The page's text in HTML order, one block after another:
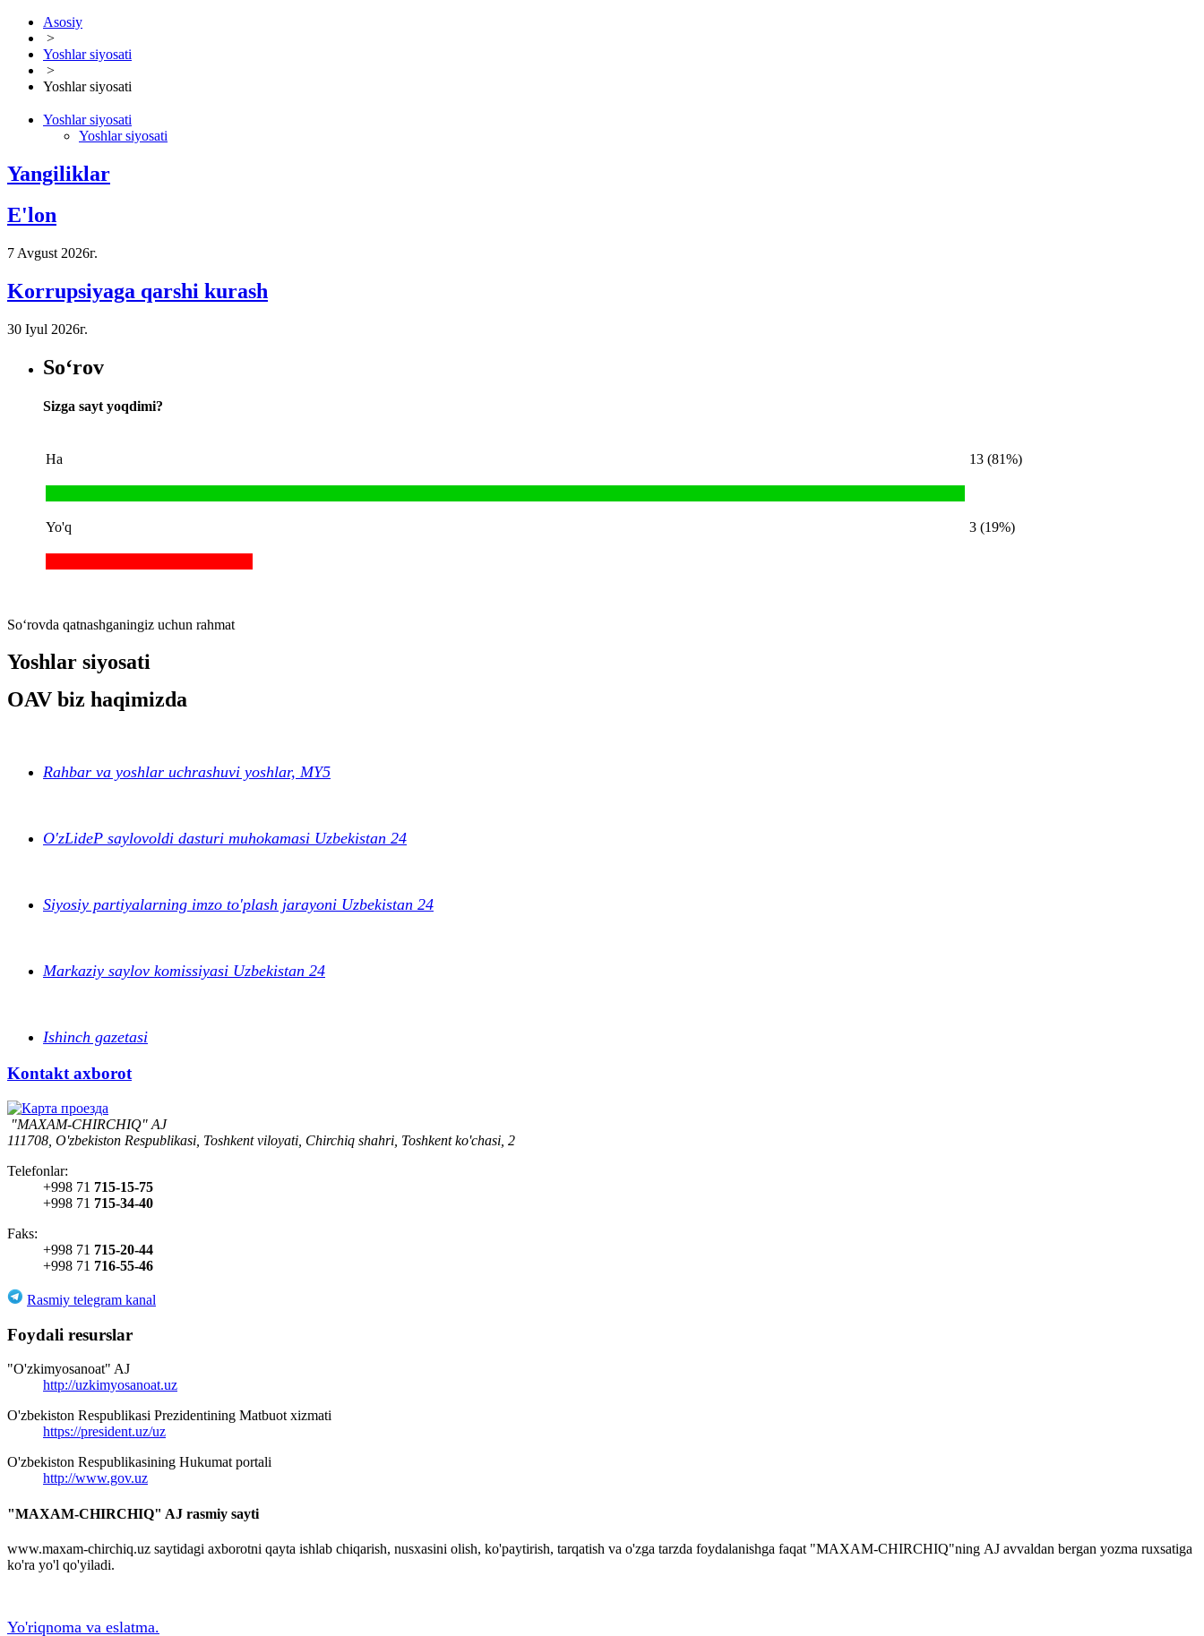
Asosiy
>
Yoshlar siyosati
>
Yoshlar siyosati
Yoshlar siyosati
Yoshlar siyosati
Yangiliklar
E'lon
7 Avgust 2026г.
Korrupsiyaga qarshi kurash
30 Iyul 2026г.
So‘rov
Sizga sayt yoqdimi?
Ha 13 (81%)
Yo'q 3 (19%)
So‘rovda qatnashganingiz uchun rahmat
Yoshlar siyosati
OAV biz haqimizda
Rahbar va yoshlar uchrashuvi yoshlar, MY5
O'zLideP saylovoldi dasturi muhokamasi Uzbekistan 24
Siyosiy partiyalarning imzo to'plash jarayoni Uzbekistan 24
Markaziy saylov komissiyasi Uzbekistan 24
Ishinch gazetasi
Kontakt axborot
"MAXAM-CHIRCHIQ" AJ
111708, O'zbekiston Respublikasi, Toshkent viloyati, Chirchiq shahri, Toshkent ko'chasi, 2
Telefonlar:
+998 71 715-15-75
+998 71 715-34-40
Faks:
+998 71 715-20-44
+998 71 716-55-46
Rasmiy telegram kanal
Foydali resurslar
"O'zkimyosanoat" AJ
http://uzkimyosanoat.uz
O'zbekiston Respublikasi Prezidentining Matbuot xizmati
https://president.uz/uz
O'zbekiston Respublikasining Hukumat portali
http://www.gov.uz
"MAXAM-CHIRCHIQ" AJ rasmiy sayti
www.maxam-chirchiq.uz saytidagi axborotni qayta ishlab chiqarish, nusxasini olish, ko'paytirish, tarqatish va o'zga tarzda foydalanishga faqat "MAXAM-CHIRCHIQ"ning AJ avvaldan bergan yozma ruxsatiga
ko'ra yo'l qo'yiladi.
Yo'riqnoma va eslatma.